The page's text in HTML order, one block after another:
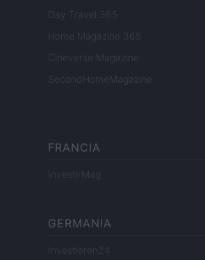
Day Travel 365
Home Magazine 365
Cineverse Magazine
SecondHomeMagazine
FRANCIA
InvestirMag
GERMANIA
Investieren24